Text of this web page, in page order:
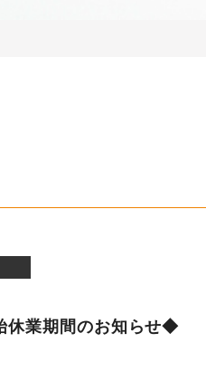
休業期間のお知らせ◆